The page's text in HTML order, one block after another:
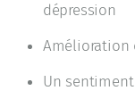
dépression
Amélioration
Un